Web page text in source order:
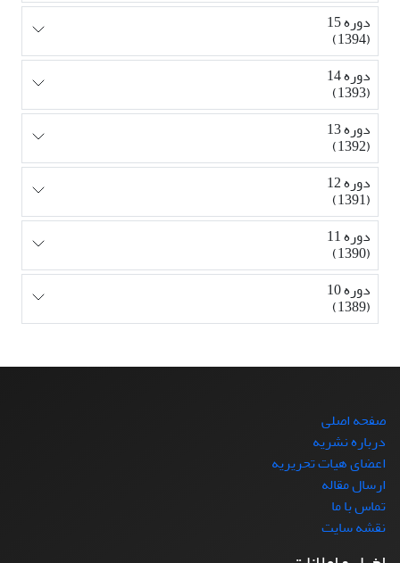
دوره 15
(1394)
دوره 14
(1393)
دوره 13
(1392)
دوره 12
(1391)
دوره 11
(1390)
دوره 10
(1389)
صفحه اصلی
درباره نشریه
اعضای هیات تحریریه
ارسال مقاله
تماس با ما
نقشه سایت